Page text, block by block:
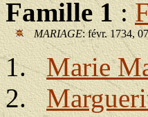
Famille 1:
MARIAGE: févr. 1734,
Marie